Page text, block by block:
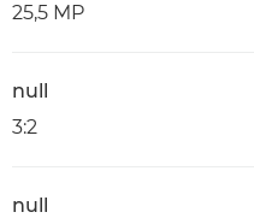
25,5 MP
null
3:2
null